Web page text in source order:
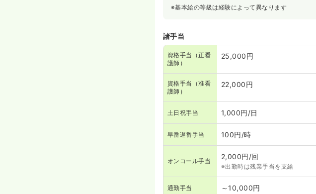
※基本給の等級は経験によって異なります
諸手当
資格手当（正看
護師）
25,000円
資格手当（准看
護師）
22,000円
土日祝手当 1,000円/日
早番遅番手当 100円/時
オンコール手当
2,000円/回
※出勤時は残業手当を支給
通勤手当 ～10,000円